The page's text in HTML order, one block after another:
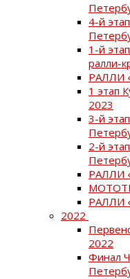
4-й
1-й
ралли-
РАЛЛИ
1 этап
2023
3-й
2-й
РАЛЛИ
РАЛЛИ
2022
2022
Финал